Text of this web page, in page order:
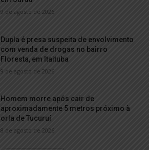
9 de agosto de 2026
Dupla é presa suspeita de envolvimento
com venda de drogas no bairro
Floresta, em Itaituba
9 de agosto de 2026
Homem morre após cair de
aproximadamente 5 metros próximo à
orla de Tucuruí
8 de agosto de 2026